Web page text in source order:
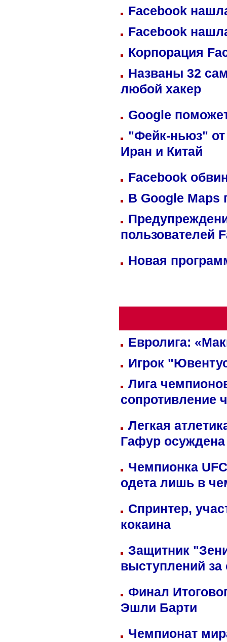
Facebook
Facebook
Корпорация
Названы 32
любой хакер
Google
"Фейк-ньюз" от
Иран и Китай
Facebook
В Google Maps
пользователей
Новая
Евролига:
Игрок
Лига
сопротивление
Легкая
Гафур осуждена
Чемпионка
одета лишь в
Спринтер,
кокаина
Защитник
выступлений
Финал
Эшли Барти
Чемпионат